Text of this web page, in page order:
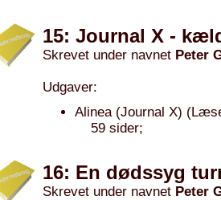
15: Journal X -
Skrevet under navnet Peter
Udgaver:
Alinea (Journal X)
59 sider;
16: En dødssyg
Skrevet under navnet Peter